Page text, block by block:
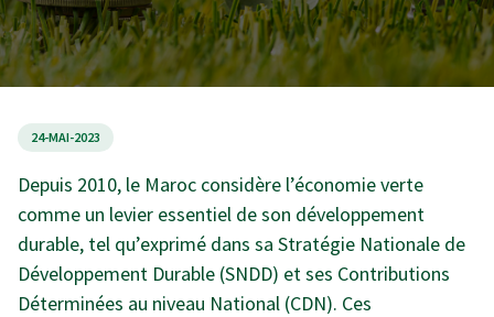
24-MAI-2023
Depuis 2010, le Maroc considère l’économie verte
comme un levier essentiel de son développement
durable, tel qu’exprimé dans sa Stratégie Nationale de
Développement Durable (SNDD) et ses Contributions
Déterminées au niveau National (CDN). Ces